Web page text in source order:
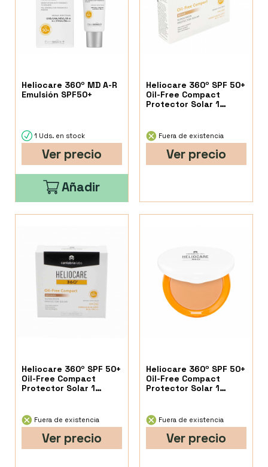
Heliocare 360º MD A-R
Emulsión SPF50+
1 Uds. en stock
Ver precio
Añadir
Heliocare 360º SPF 50+
Oil-Free Compact
Protector Solar 1
Fuera de existencia
Ver precio
Heliocare 360º SPF 50+
Oil-Free Compact
Protector Solar 1
Fuera de existencia
Ver precio
Heliocare 360º SPF 50+
Oil-Free Compact
Protector Solar 1
Fuera de existencia
Ver precio